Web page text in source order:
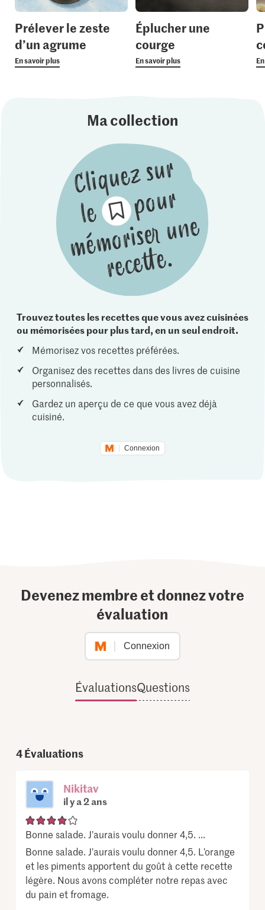
Prélever le zeste
d’un agrume
En savoir plus
Éplucher une
courge
En savoir plus
Ma collection
Trouvez toutes les recettes que vous avez cuisinées
ou mémorisées pour plus tard, en un seul endroit.
Mémorisez vos recettes préférées.
Organisez des recettes dans des livres de cuisine
personnalisés.
Gardez un aperçu de ce que vous avez déjà
cuisiné.
Connexion
Devenez membre et donnez votre
évaluation
Connexion
ÉvaluationsQuestions
4Évaluations
Nikitav
il y a 2 ans
Bonne salade. J’aurais voulu donner 4,5. ...
Bonne salade. J’aurais voulu donner 4,5. L’orange
et les piments apportent du goût à cette recette
légère. Nous avons compléter notre repas avec
du pain et fromage.